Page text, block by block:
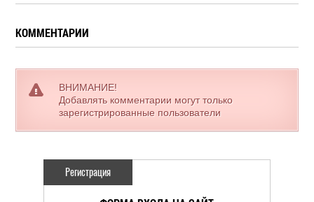
КОММЕНТАРИИ
ВНИМАНИЕ!
Добавлять комментарии могут только
зарегистрированные пользователи
Регистрация